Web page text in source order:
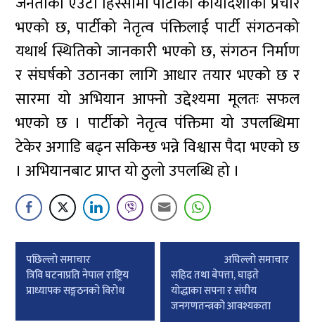
भएको छ, पार्टीको नेतृत्व पंक्तिलाई पार्टी संगठनको
यथार्थ स्थितिको जानकारी भएको छ, संगठन निर्माण
र संघर्षको उठानका लागि आधार तयार भएको छ र
सारमा यो अभियान आफ्नो उद्देश्यमा मूलतः सफल
भएको छ । पार्टीको नेतृत्व पंक्तिमा यो उपलब्धिमा
टेकेर अगाडि बढ्न सकिन्छ भन्ने विश्वास पैदा भएको छ
। अभियानबाट प्राप्त यो ठुलो उपलब्धि हो ।
Post
navigation
पछिल्लाे समाचार
त्रिवि घटनाप्रति नेपाल राष्ट्रिय
प्राध्यापक सङ्गठनको विरोध
अघिल्लाे समाचार
सहिद तथा बेपत्ता, घाइते
योद्धाका सपना र संघीय
जनगणतन्त्रको आवश्यकता